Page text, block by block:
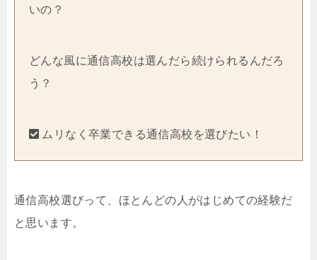
いの？
どんな風に通信高校は選んだら続けられるんだろ
う？
ムリなく卒業できる通信高校を選びたい！
通信高校選びって、ほとんどの人がはじめての経験だ
と思います。